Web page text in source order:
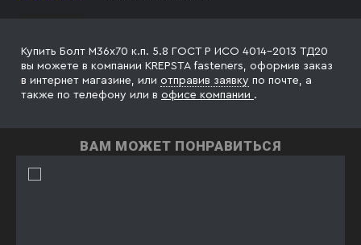
Купить Болт М36х70 к.п. 5.8 ГОСТ Р ИСО 4014-2013 ТД20
вы можете в компании KREPSTA fasteners, оформив заказ
в интернет магазине, или отправив заявку по почте, а
также по телефону или в офисе компании .
ВАМ МОЖЕТ ПОНРАВИТЬСЯ